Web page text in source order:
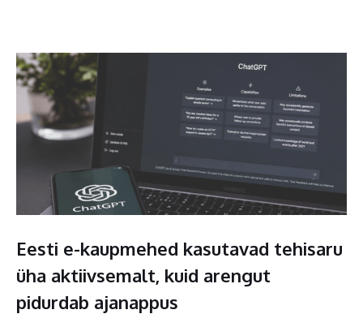
Eesti e-kaupmehed kasutavad tehisaru
üha aktiivsemalt, kuid arengut
pidurdab ajanappus